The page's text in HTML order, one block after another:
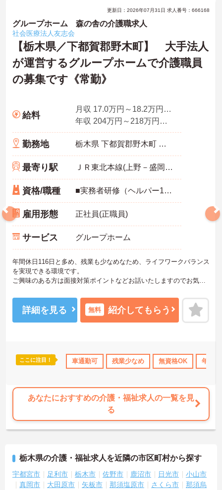
年間休日110日以上 資格取得サポート 研修制度あり
更新日：2026年07月31日 求人番号：666168
グループホーム 森の舎の介護職求人
社会医療法人友志会
【栃木県／下都賀郡野木町】 大手法人
が運営するグループホームで介護職員
の募集です《常勤》
給料
月収 17.0万円～18.2万円程度(諸手当込み)
年収 204万円～218万円程度(諸手当込み)別途、賞与支給
勤務地 栃木県 下都賀郡野木町 南赤塚1218-8
最寄り駅 ＪＲ東北本線(上野－盛岡)「野木駅」バス・車6分
資格/職種 ■実務者研修（ヘルパー1級）、初任者研修（ヘルパー2級）のいずれかあれば尚可
雇用形態 正社員(正職員)
サービス グループホーム
年間休日116日と多め、残業も少なめなため、ライフワークバランス
を実現できる環境です。
ご興味のある方は面接対策ポイントなどお話いたしますのでお気軽
詳細を見る 無料 紹介してもらう
ここに注目！ 車通勤可 残業少なめ 無資格OK 年間
あなたにおすすめの介護・福祉求人の一覧を見
る
栃木県の介護・福祉求人を近隣の市区町村から探す
宇都宮市 足利市 栃木市 佐野市 鹿沼市 日光市
小山市
真岡市
大田原市 矢板市 那須塩原市 さくら市
那須烏